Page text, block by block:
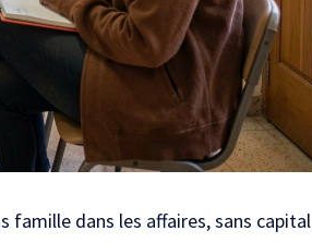
famille dans les affaires, sans capital